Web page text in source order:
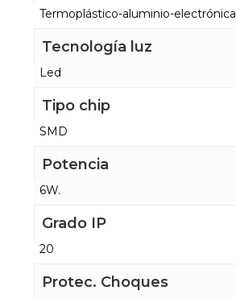
Termoplástico-aluminio-electrónica
Tecnología luz
Led
Tipo chip
SMD
Potencia
6W.
Grado IP
20
Protec. Choques